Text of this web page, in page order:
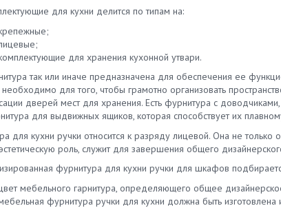
соответствии с
мировыми стандартами
также реализуем
предлагаем купить
для плинтуса кухонной
Свяжитесь с нами, чтобы
кухонный мебельный
алюминия или пластика.
предоставить
консультацию и помочь
определиться с
дизайн некоторых кухонь
установки именно
планок. Постарайтесь
цоколь для кухонного
Как установить цоколь для
на кухне? Для начала
выбрать и купить
для цоколя кухни и
уплотнитель, если вы
добиться максимальной
размеров. Обычно
предлагают купить цоколь
100 мм или 150 мм. Его
для кухни делится по типам на:
для хранения кухонной утвари.
так или иначе предназначена для обеспечения ее
для того, чтобы грамотно организовать
дверей мест для хранения. Есть фурнитура с
для выдвижных ящиков, которая способствует их
для кухни ручки относится к разряду лицевой. Она не только
роль, служит для завершения общего
фурнитура для кухни ручки для шкафов
мебельного гарнитура, определяющего общее
фурнитура ручки для кухни должна быть